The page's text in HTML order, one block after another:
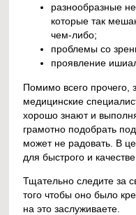
разнообразные
которые так
чем-либо;
проблемы со
проявление
Помимо всего прочего,
медицинские
хорошо знают и
грамотно подобрать
может не радовать. В
для быстрого и
Тщательно следите за
того чтобы оно было
на это заслуживаете.